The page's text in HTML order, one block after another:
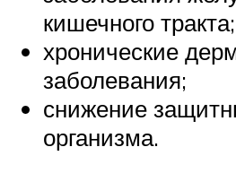
кишечного тракта;
хронические
заболевания;
снижение
организма.